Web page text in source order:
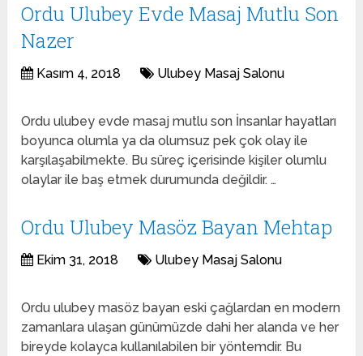
Ordu Ulubey Evde Masaj Mutlu Son
Nazer
Kasım 4, 2018 Ulubey Masaj Salonu
Ordu ulubey evde masaj mutlu son İnsanlar hayatları
boyunca olumla ya da olumsuz pek çok olay ile
karşılaşabilmekte. Bu süreç içerisinde kişiler olumlu
olaylar ile baş etmek durumunda değildir. …
Ordu Ulubey Masöz Bayan Mehtap
Ekim 31, 2018 Ulubey Masaj Salonu
Ordu ulubey masöz bayan eski çağlardan en modern
zamanlara ulaşan günümüzde dahi her alanda ve her
bireyde kolayca kullanılabilen bir yöntemdir. Bu